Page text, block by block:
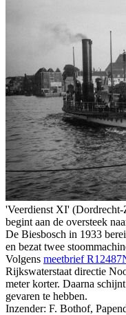
'Veerdienst XI'
begint aan de oversteek
De Biesbosch in 1933
en bezat twee
Volgens meetbrief
Rijkswaterstaat directie
meter korter. Daarna
gevaren te hebben.
Inzender: F. Bothof,